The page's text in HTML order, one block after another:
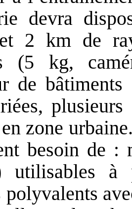
devra
2 km de
(5 kg,
de
zone
besoin de :
utilisables
polyvalents